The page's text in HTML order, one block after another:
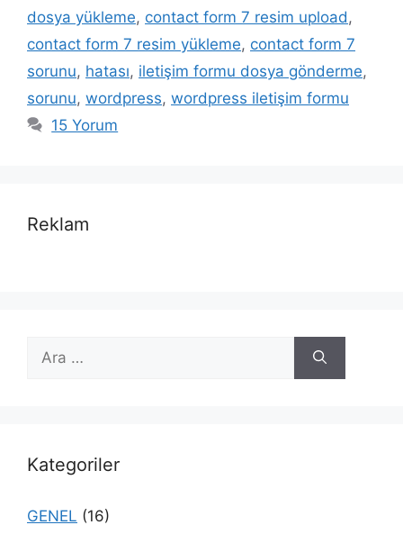
dosya yükleme, contact form 7 resim upload ,
contact form 7 resim yükleme, contact form 7
sorunu, hatası, iletişim formu dosya gönderme,
sorunu, wordpress, wordpress iletişim formu
15 Yorum
Reklam
ara
Kategoriler
GENEL (16)